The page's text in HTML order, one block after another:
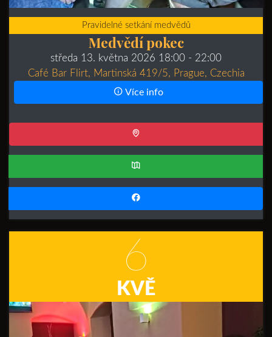
Pravidelné setkání medvědů
Medvědí pokec
středa 13. května 2026 18:00 - 22:00
Café Bar Flirt, Martinská 419/5, Prague, Czechia
Více info
6
KVĚ